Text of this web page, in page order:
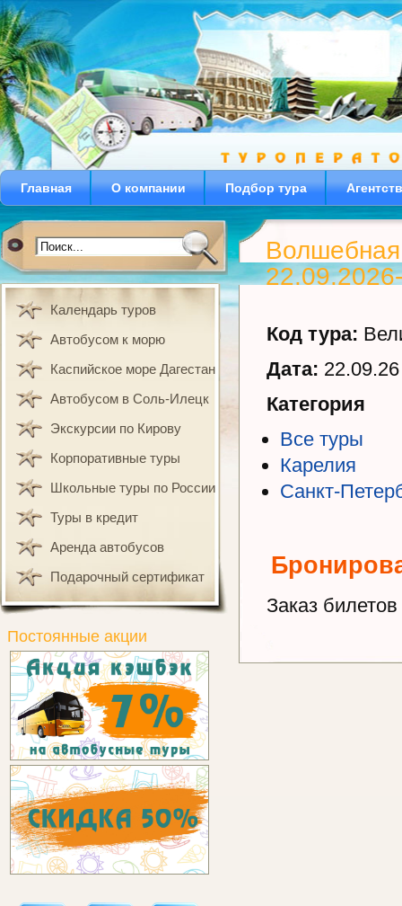
Главная О компании Подбор тура
Волшебная
Код тура:
Дата:
Категория
Все туры
Карелия
Санкт-
Заказ
Календарь туров
Автобусом к морю
Каспийское море Дагестан
Автобусом в Соль-Илецк
Экскурсии по Кирову
Корпоративные туры
Школьные туры по России
Туры в кредит
Аренда автобусов
Подарочный сертификат
Постоянные акции